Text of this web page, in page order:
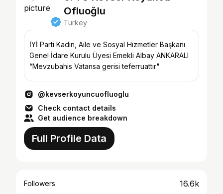
Ofluoğlu
Turkey
İYİ Parti Kadın, Aile ve Sosyal Hizmetler Başkanı
Genel İdare Kurulu Üyesi Emekli Albay ANKARALI
“Mevzubahis Vatansa gerisi teferruattır"
@kevserkoyuncuofluoglu
Check contact details
Get audience breakdown
Full Profile Data
Followers 16.6k